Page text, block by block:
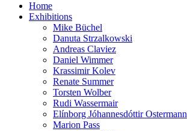
Home
Exhibitions
Mike Büchel
Danuta Strzalkowski
Andreas Claviez
Daniel Wimmer
Krassimir Kolev
Renate Summer
Torsten Wolber
Rudi Wassermair
Elínborg Jóhannesdóttir Ostermann
Marion Pass